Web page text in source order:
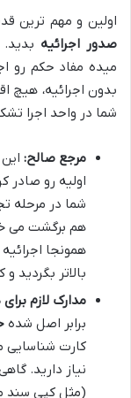
اولین و مهم ترین
صدور اجرائیه
میده مفاد حکم رو
بدون اجرائیه، هیچ
شما در واحد اجرا
مرجع صالح:
اولیه رو صادر
شما در مرحله
هم برگشت می
همونجا
بالاتر بگردید
مدارک لازم
برابر اصل شده
کارت شناسایی
نیاز دارید.
(مثل کپی سند